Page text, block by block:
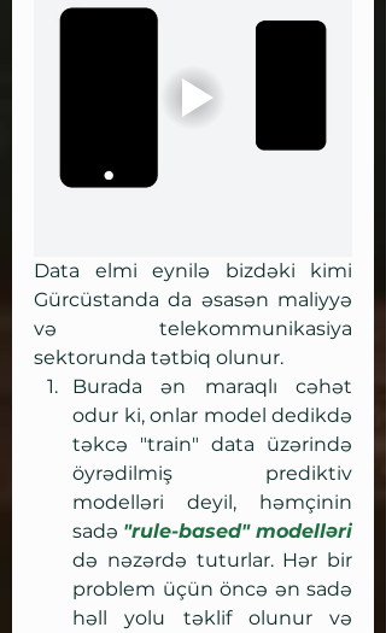
Data elmi eynilə bizdəki kimi
Gürcüstanda da əsasən maliyyə
və telekommunikasiya
sektorunda tətbiq olunur.
Burada ən maraqlı cəhət
odur ki, onlar model dedikdə
təkcə "train" data üzərində
öyrədilmiş prediktiv
modelləri deyil, həmçinin
sadə "rule-based" modelləri
də nəzərdə tuturlar. Hər bir
problem üçün öncə ən sadə
həll yolu təklif olunur və